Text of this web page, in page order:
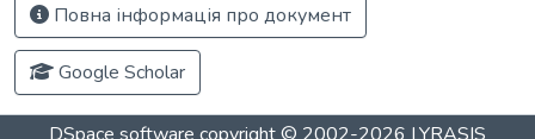
Повна інформація про документ
Google Scholar